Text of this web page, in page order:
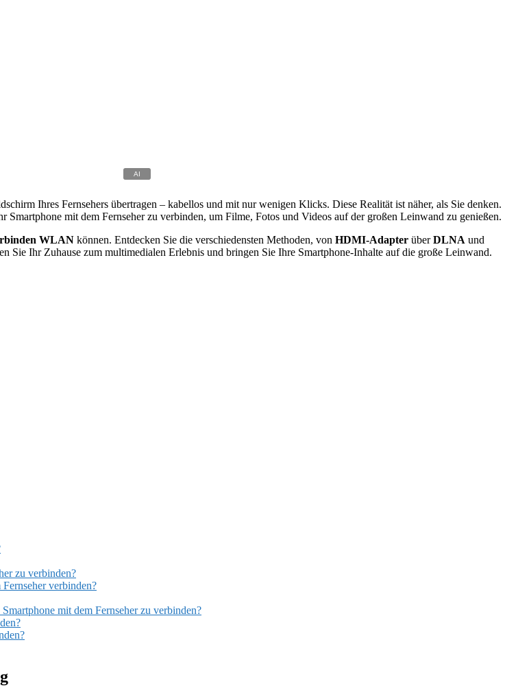
Ihres Fernsehers übertragen – kabellos und mit nur wenigen Klicks. Diese Realität ist näher, als Sie denken.
mit dem Fernseher zu verbinden, um Filme, Fotos und Videos auf der großen Leinwand zu genießen.
WLAN können. Entdecken Sie die verschiedensten Methoden, von HDMI-Adapter überDLNA und
Sie Ihr Zuhause zum multimedialen Erlebnis und bringen Sie Ihre Smartphone-Inhalte auf die große Leinwand.
zu verbinden?
verbinden?
mit dem Fernseher zu verbinden?